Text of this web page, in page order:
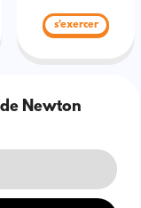
s'exercer
Newton